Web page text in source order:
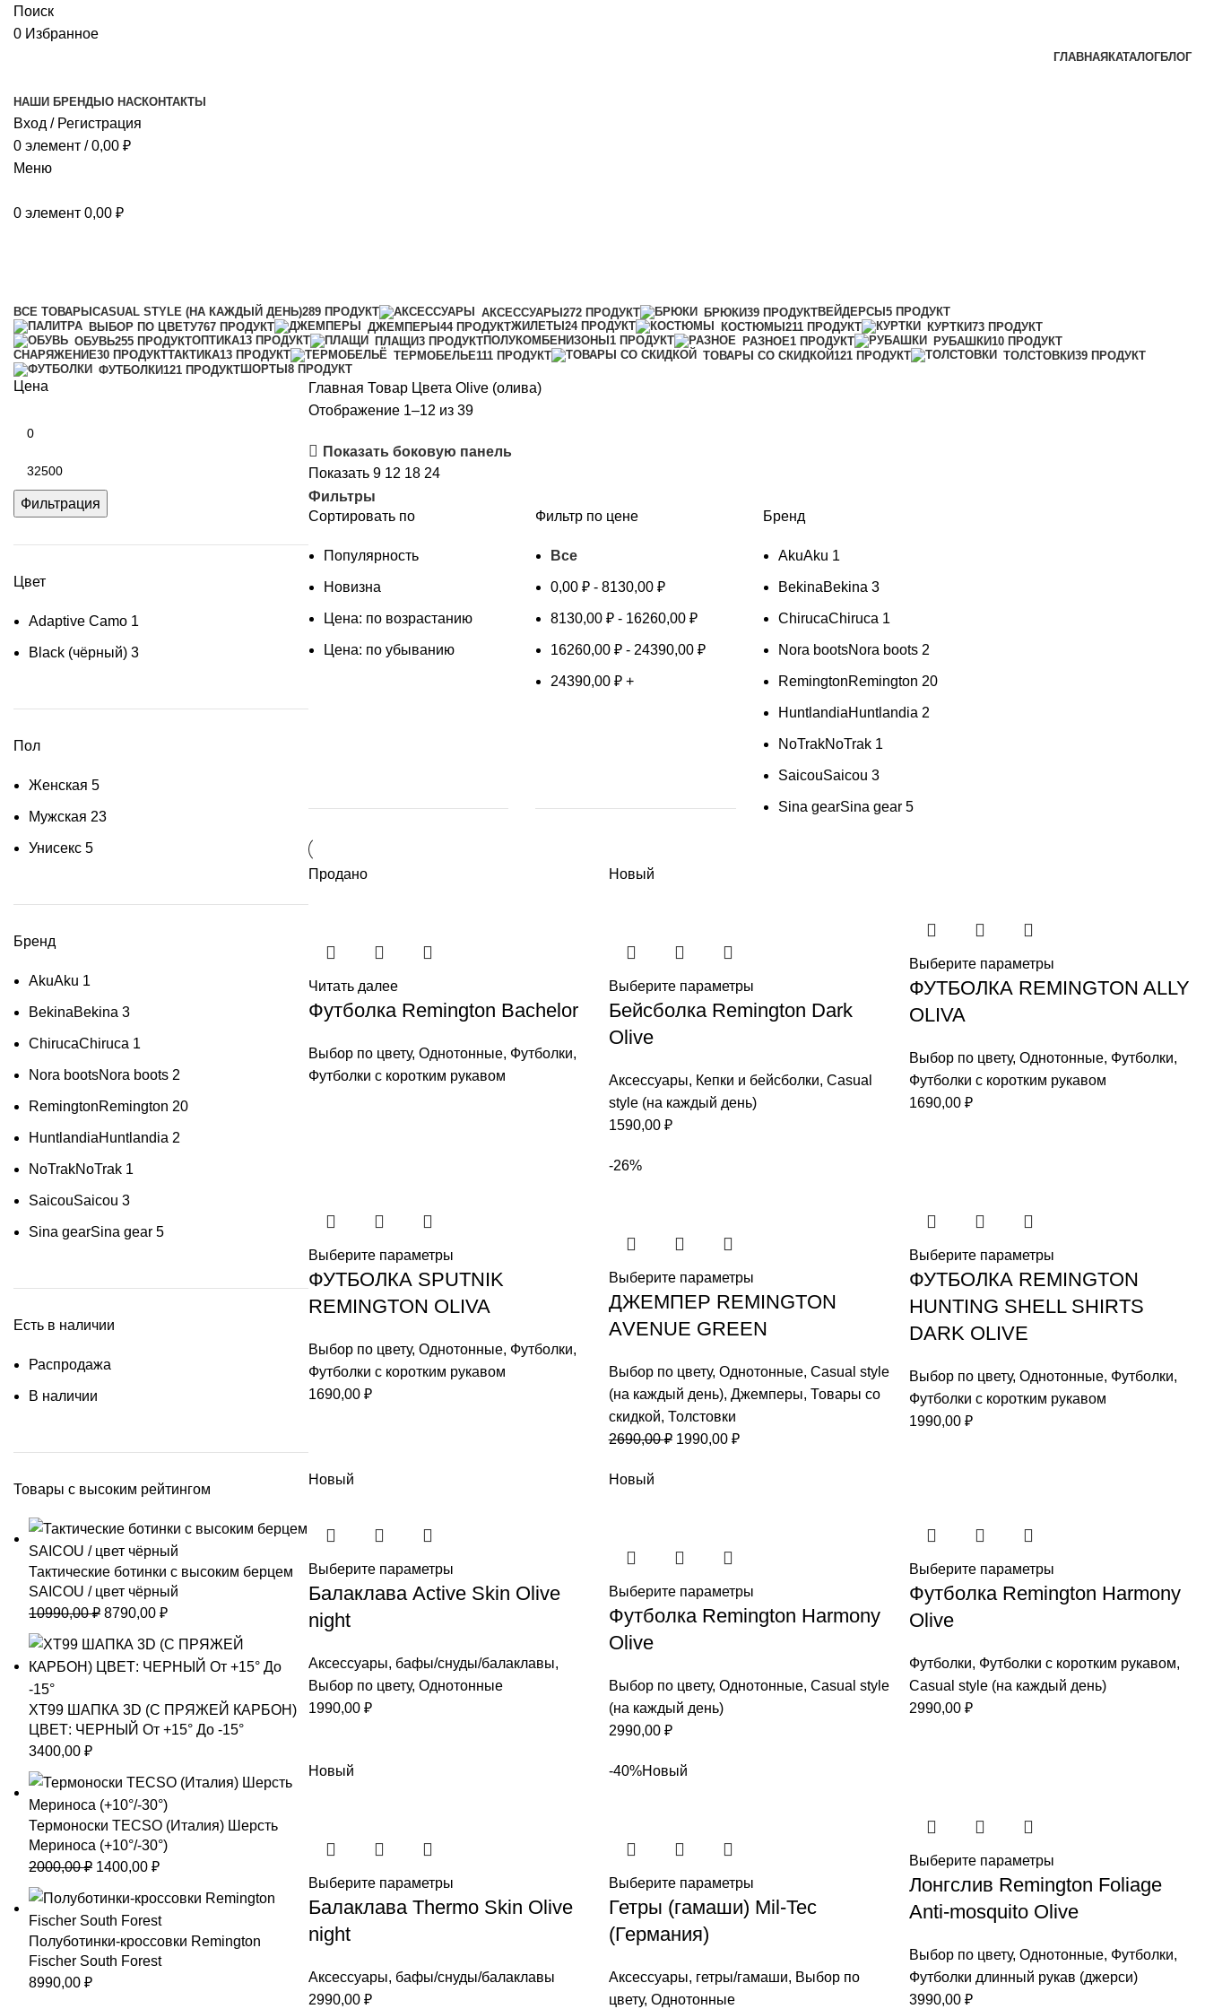
Поиск
0 Избранное
ГЛАВНАЯ КАТАЛОГБЛОГ
НАШИ БРЕНДЫ О НАСКОНТАКТЫ
Вход / Регистрация
0 элемент / 0,00 ₽
Меню
0 элемент 0,00 ₽
ВСЕ ТОВАРЫ CASUAL STYLE (НА КАЖДЫЙ ДЕНЬ)289 ПРОДУКТ АКСЕССУАРЫ272 ПРОДУКТ БРЮКИ39 ПРОДУКТВЕЙДЕРСЫ 5 ПРОДУКТ
ВЫБОР ПО ЦВЕТУ767 ПРОДУКТ ДЖЕМПЕРЫ44 ПРОДУКТЖИЛЕТЫ 24 ПРОДУКТ КОСТЮМЫ211 ПРОДУКТ КУРТКИ73 ПРОДУКТ
ОБУВЬ255 ПРОДУКТОПТИКА13 ПРОДУКТ ПЛАЩИ3 ПРОДУКТПОЛУКОМБЕНИЗОНЫ 1 ПРОДУКТ РАЗНОЕ1 ПРОДУКТ РУБАШКИ10 ПРОДУКТ
СНАРЯЖЕНИЕ30 ПРОДУКТТАКТИКА13 ПРОДУКТ ТЕРМОБЕЛЬЕ111 ПРОДУКТ ТОВАРЫ СО СКИДКОЙ121 ПРОДУКТ ТОЛСТОВКИ39 ПРОДУКТ
ФУТБОЛКИ121 ПРОДУКТШОРТЫ 8 ПРОДУКТ
Цена
Фильтрация
Цвет
Adaptive Camo 1
Black (чёрный) 3
Пол
Женская 5
Мужская 23
Унисекс 5
Бренд
AkuAku 1
BekinaBekina 3
ChirucaChiruca 1
Nora bootsNora boots 2
RemingtonRemington 20
HuntlandiaHuntlandia 2
NoTrakNoTrak 1
SaicouSaicou 3
Sina gearSina gear 5
Есть в наличии
Распродажа
В наличии
Товары с высоким рейтингом
Тактические ботинки с высоким берцем
SAICOU / цвет чёрный
10990,00₽ Первоначальная
составляла
10990,00 ₽.
8790,00 ₽Текущая
8790,00 ₽.
XT99 ШАПКА 3D (С ПРЯЖЕЙ КАРБОН)
ЦВЕТ: ЧЕРНЫЙ От +15° До -15°
3400,00 ₽
Термоноски TECSO (Италия) Шерсть
Мериноса (+10°/-30°)
2000,00₽ Первоначальная
составляла
1400,00 ₽Текущая
Полуботинки-кроссовки Remington
Fischer South Forest
8990,00 ₽
Главная Товар Цвета Olive (олива)
Отображение 1–12 из 39Цены:
возрастанию
Показать боковую панель
Показать 9 12 18 24
Фильтры
Сортировать по
Популярность
Новизна
Цена: по возрастанию
Цена: по убыванию
Фильтр по цене
Все
0,00₽ -8130,00₽
8130,00₽ - 16260,00₽
16260,00₽ - 24390,00₽
24390,00₽ +
Бренд
AkuAku 1
BekinaBekina 3
ChirucaChiruca 1
Nora bootsNora boots 2
RemingtonRemington 20
HuntlandiaHuntlandia 2
NoTrakNoTrak 1
SaicouSaicou 3
Sina gearSina gear 5
Продано
Читать далее
Футболка Remington Bachelor
Выбор по цвету, Однотонные, Футболки,
Футболки с коротким рукавом
Новый
Выберите параметры
Бейсболка Remington Dark
Olive
Аксессуары, Кепки и бейсболки, Casual
style (на каждый день)
1590,00 ₽
Выберите параметры
ФУТБОЛКА REMINGTON ALLY
OLIVA
Выбор по цвету, Однотонные, Футболки,
Футболки с коротким рукавом
1690,00 ₽
Выберите параметры
ФУТБОЛКА SPUTNIK
REMINGTON OLIVA
Выбор по цвету, Однотонные, Футболки,
Футболки с коротким рукавом
1690,00 ₽
-26%
Выберите параметры
ДЖЕМПЕР REMINGTON
АVENUE GREEN
Выбор по цвету, Однотонные, Casual style
(на каждый день), Джемперы, Товары со
скидкой, Толстовки
2690,00₽ Первоначальная
1990,00 ₽Текущая
Выберите параметры
ФУТБОЛКА REMINGTON
HUNTING SHELL SHIRTS
DARK OLIVE
Выбор по цвету, Однотонные, Футболки,
Футболки с коротким рукавом
1990,00 ₽
Новый
Выберите параметры
Балаклава Active Skin Olive
night
Аксессуары, бафы/снуды/балаклавы,
Выбор по цвету, Однотонные
1990,00 ₽
Новый
Выберите параметры
Футболка Remington Harmony
Olive
Выбор по цвету, Однотонные, Casual style
(на каждый день)
2990,00 ₽
Выберите параметры
Футболка Remington Harmony
Olive
Футболки, Футболки с коротким рукавом,
Casual style (на каждый день)
2990,00 ₽
Новый
Выберите параметры
Балаклава Thermo Skin Olive
night
Аксессуары, бафы/снуды/балаклавы
2990,00 ₽
-40%Новый
Выберите параметры
Гетры (гамаши) Mil-Tec
(Германия)
Аксессуары, гетры/гамаши, Выбор по
цвету, Однотонные
Выберите параметры
Лонгслив Remington Foliage
Anti-mosquito Olive
Выбор по цвету, Однотонные, Футболки,
Футболки длинный рукав (джерси)
3990,00 ₽